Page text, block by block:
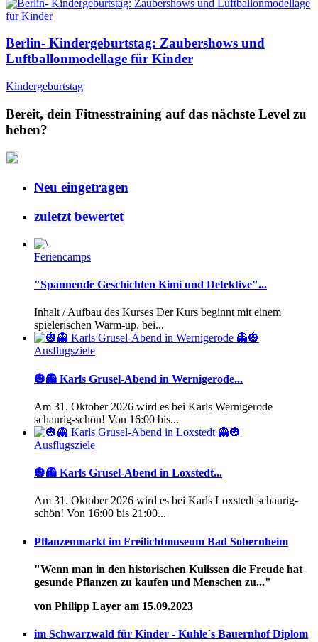
Berlin- Kindergeburtstag: Zaubershows und
Luftballonmodellage für Kinder
Kindergeburtstag
Bereit, dein Fitnesstraining auf das nächste Level zu
heben?
Neu eingetragen
zuletzt bewertet
Feriencamps
"Spannende Geschichten Kimi und Detektive"...
Inhalt / Aufbau des Kurses Der Kurs beginnt mit einem
spielerischen Warm-up, bei...
Ausflugsziele
🎃👻 Karls Grusel-Abend in Wernigerode...
Am 31. Oktober 2026 wird es bei Karls Wernigerode
schaurig-schön! Von 16:00 bis...
Ausflugsziele
🎃👻 Karls Grusel-Abend in Loxstedt...
Am 31. Oktober 2026 wird es bei Karls Loxstedt schaurig-
schön! Von 16:00 bis 21:00...
Pflanzenmarkt im Freilichtmuseum Bad Sobernheim
"Wenn man in den historischen Kulissen die Freude hat
gesunde Pflanzen zu kaufen und Menschen zu..."
von Philipp Layer am 15.09.2023
im Schwarzwald für Kinder - Kuhle´s Bauernhof Diplom